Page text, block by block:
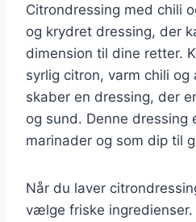
Citrondressing med chili
og krydret dressing, der
dimension til dine retter.
syrlig citron, varm chili
skaber en dressing, der
og sund. Denne dressing
marinader og som dip til
Når du laver
vælge friske ingredienser.